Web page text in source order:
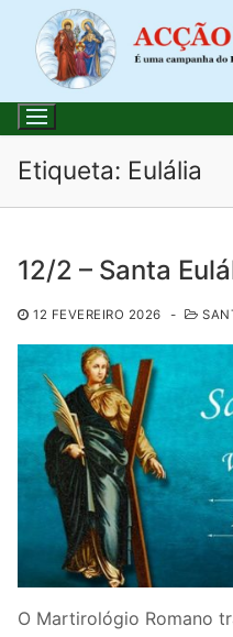
para
conteúdo
por:
Início
Loja
Blog
Santo do Dia
Quem somos nós
Etiqueta: Eulália
12/2 – Santa
12 FEVEREIRO 2026 -
O Martirológio Romano